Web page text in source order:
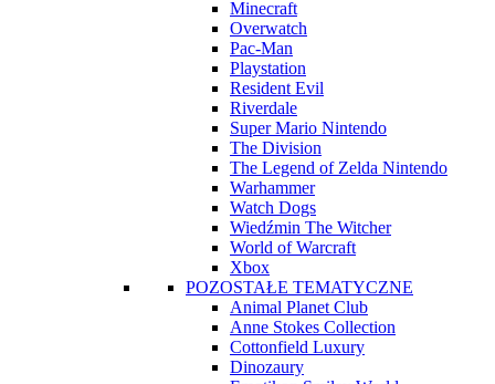
Minecraft
Overwatch
Pac-Man
Playstation
Resident Evil
Riverdale
Super Mario Nintendo
The Division
The Legend of Zelda Nintendo
Warhammer
Watch Dogs
Wiedźmin The Witcher
World of Warcraft
Xbox
POZOSTAŁE TEMATYCZNE
Animal Planet Club
Anne Stokes Collection
Cottonfield Luxury
Dinozaury